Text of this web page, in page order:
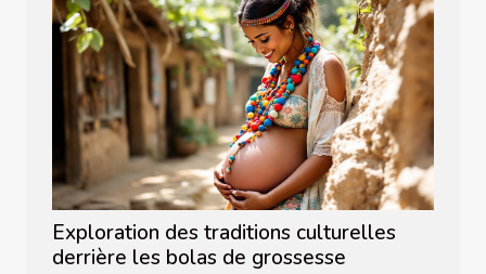
Exploration des traditions culturelles
derrière les bolas de grossesse